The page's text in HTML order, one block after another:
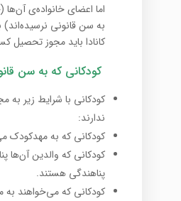
اما اعضای خانواده‌ی
به سن قانونی
کانادا باید مجوز تحصیل
کودکانی که به سن
کودکانی با شرایط زیر به
ندارند:
کودکانی که به مهدکودک
کودکانی که والدین آن‌ها
پناهندگی هستند.
کودکانی که می‌خواهند